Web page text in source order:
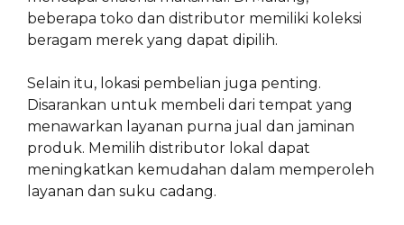
beberapa toko dan distributor memiliki koleksi
beragam merek yang dapat dipilih.
Selain itu, lokasi pembelian juga penting.
Disarankan untuk membeli dari tempat yang
menawarkan layanan purna jual dan jaminan
produk. Memilih distributor lokal dapat
meningkatkan kemudahan dalam memperoleh
layanan dan suku cadang.